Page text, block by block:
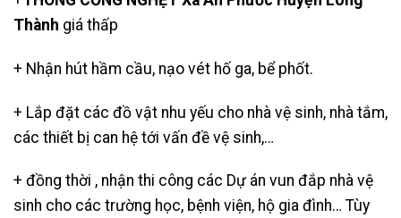
Thành giá thấp
+ Nhận hút hầm cầu, nạo vét hố ga, bể phốt.
+ Lắp đặt các đồ vật nhu yếu cho nhà vệ sinh, nhà tắm,
các thiết bị can hệ tới vấn đề vệ sinh,…
+ đồng thời , nhận thi công các Dự án vun đắp nhà vệ
sinh cho các trường học, bệnh viện, hộ gia đình… Tùy